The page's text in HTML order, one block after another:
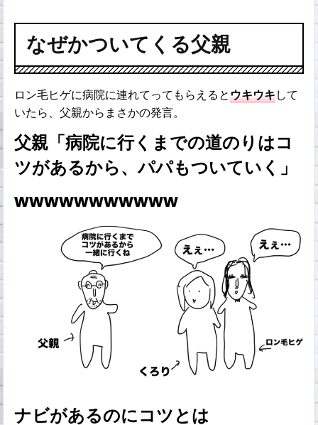
なぜかついてくる父親
ロン毛ヒゲに病院に連れてってもらえるとウキウキして
いたら、父親からまさかの発言。
父親「病院に行くまでの道のりはコ
ツがあるから、パパもついていく」
wwwwwwwwwww
ナビがあるのにコツとは